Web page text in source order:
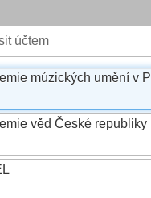
účtem
múzických umění v
věd České republiky